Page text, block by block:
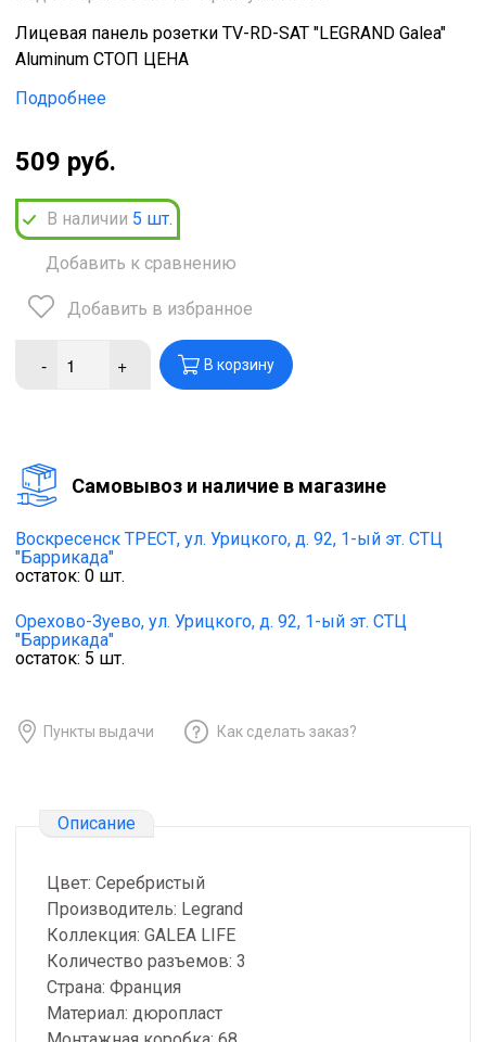
Лицевая панель розетки TV-RD-SAT "LEGRAND Galea"
Aluminum СТОП ЦЕНА
Подробнее
509 руб.
В наличии 5 шт.
Добавить к сравнению
Добавить в избранное
- + В корзину
Cамовывоз и наличие в магазине
Воскресенск ТРЕСТ, ул. Урицкого, д. 92, 1-ый эт. СТЦ
"Баррикада"
остаток: 0 шт.
Орехово-Зуево, ул. Урицкого, д. 92, 1-ый эт. СТЦ
"Баррикада"
остаток: 5 шт.
Пункты выдачи Как сделать заказ?
Описание
Цвет: Серебристый
Производитель: Legrand
Коллекция: GALEA LIFE
Количество разъемов: 3
Страна: Франция
Материал: дюропласт